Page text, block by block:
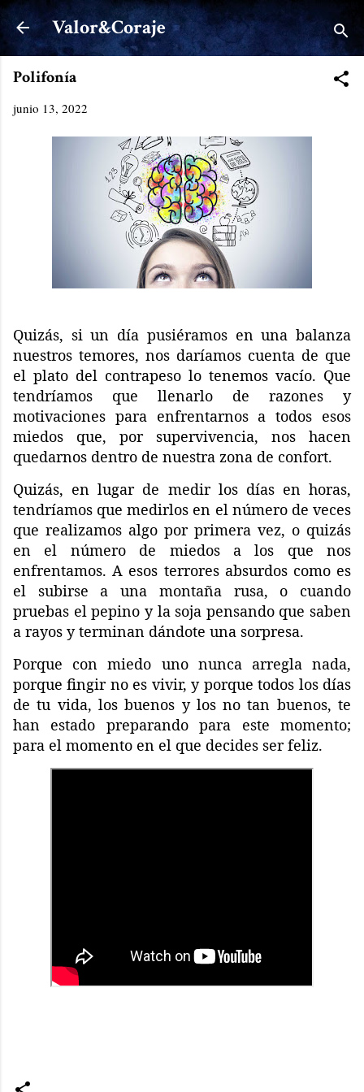
Ir al contenido principal
Valor&Coraje
Polifonía
junio 13, 2022
Quizás, si un día pusiéramos en una balanza
nuestros temores, nos daríamos cuenta de que
el plato del contrapeso lo tenemos vacío. Que
tendríamos que llenarlo de razones y
motivaciones para enfrentarnos a todos esos
miedos que, por supervivencia, nos hacen
quedarnos dentro de nuestra zona de confort.
Quizás, en lugar de medir los días en horas,
tendríamos que medirlos en el número de veces
que realizamos algo por primera vez, o quizás
en el número de miedos a los que nos
enfrentamos. A esos terrores absurdos como es
el subirse a una montaña rusa, o cuando
pruebas el pepino y la soja pensando que saben
a rayos y terminan dándote una sorpresa.
Porque con miedo uno nunca arregla nada,
porque fingir no es vivir, y porque todos los días
de tu vida, los buenos y los no tan buenos, te
han estado preparando para este momento;
para el momento en el que decides ser feliz.